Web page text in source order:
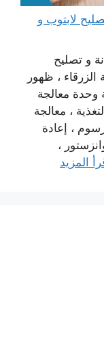
كمبيوتر الصليبية 65511033 تصليح لابتوب و
و تصليح
، ظهور
وحدة معالجة
، معالجة
، إعادة
،
المزيد